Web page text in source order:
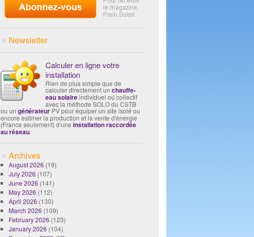
Newsletter
Calculer en ligne votre
installation
Rien de plus simple que de
calculer directement un chauffe-
eau solaireindividuel ou collectif
avec la méthode SOLO du CSTB
ou un générateur PV pour équiper un site isolé ou
encore estimer la production et la vente d'énergie
(France seulement) d'une installation raccordée
au réseau.
Archives
August 2026 (19)
July 2026 (107)
June 2026 (141)
May 2026 (112)
April 2026 (130)
March 2026 (109)
February 2026 (123)
January 2026 (104)